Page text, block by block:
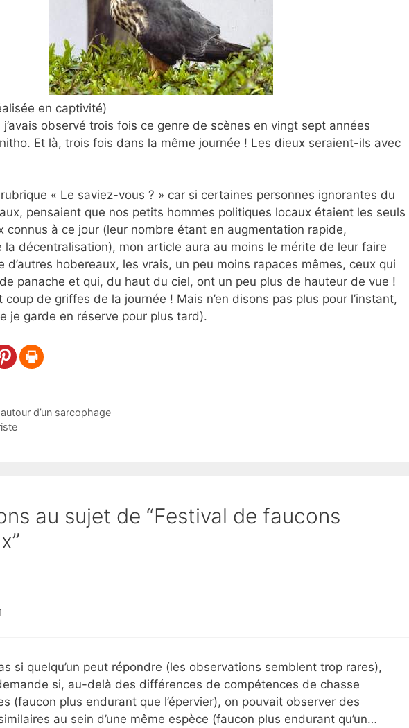
en captivité)
j’avais observé trois fois ce genre de scènes en vingt sept années
Et là, trois fois dans la même journée ! Les dieux seraient-ils avec
rubrique « Le saviez-vous ? » car si certaines personnes ignorantes du
pensaient que nos petits hommes politiques locaux étaient les seuls
connus à ce jour (leur nombre étant en augmentation rapide,
la décentralisation), mon article aura au moins le mérite de leur faire
d’autres hobereaux, les vrais, un peu moins rapaces mêmes, ceux qui
panache et qui, du haut du ciel, ont un peu plus de hauteur de vue !
coup de griffes de la journée ! Mais n’en disons pas plus pour l’instant,
je garde en réserve pour plus tard).
d’un sarcophage
au sujet de “Festival de faucons
si quelqu’un peut répondre (les observations semblent trop rares),
si, au-delà des différences de compétences de chasse
(faucon plus endurant que l’épervier), on pouvait observer des
au sein d’une même espèce (faucon plus endurant qu’un…